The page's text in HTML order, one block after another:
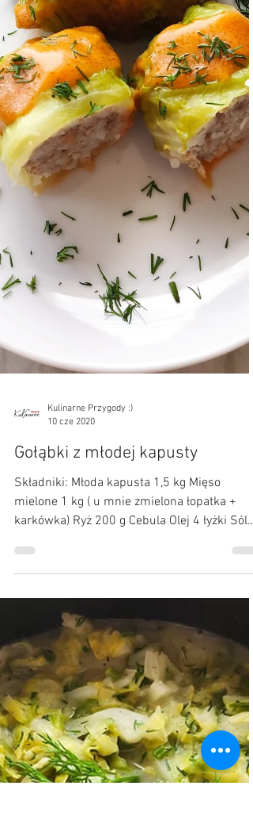
Kulinarne Przygody :)
10 cze 2020
Gołąbki z młodej kapusty
Składniki: Młoda kapusta 1,5 kg Mięso
mielone 1 kg ( u mnie zmielona łopatka +
karkówka) Ryż 200 g Cebula Olej 4 łyżki Sól
Pieprz...